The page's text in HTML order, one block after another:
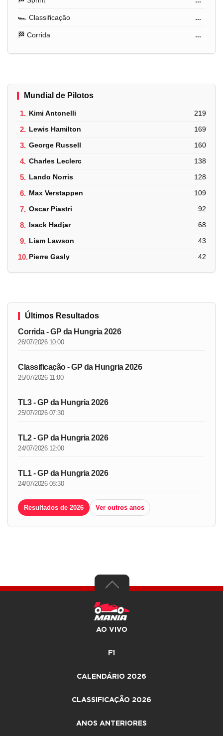
🏎️ Classificação ...
🏁 Corrida ...
Mundial de Pilotos
1. Kimi Antonelli 219
2. Lewis Hamilton 169
3. George Russell 160
4. Charles Leclerc 138
5. Lando Norris 128
6. Max Verstappen 109
7. Oscar Piastri 92
8. Isack Hadjar 68
9. Liam Lawson 43
10.Pierre Gasly 42
Últimos Resultados
Corrida - GP da Hungria 2026
26/07/2026 10:00
Classificação - GP da Hungria 2026
25/07/2026 11:00
TL3 - GP da Hungria 2026
25/07/2026 07:30
TL2 - GP da Hungria 2026
24/07/2026 12:00
TL1 - GP da Hungria 2026
24/07/2026 08:30
Resultados de 2026 Ver outros anos
AO VIVO
F1
CALENDÁRIO 2026
CLASSIFICAÇÃO 2026
ANOS ANTERIORES